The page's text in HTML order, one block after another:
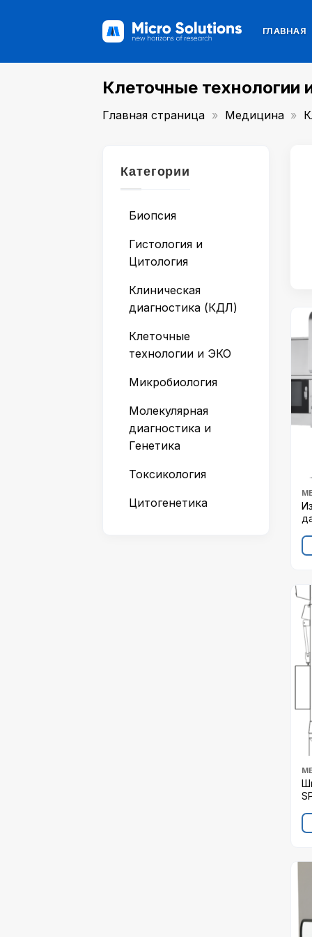
ГЛАВНАЯ
Клеточные технологии
Главная страница » Медицина »
Категории
Биопсия
Гистология и
Цитология
Клиническая
диагностика (КДЛ)
Клеточные
технологии и ЭКО
Микробиология
Молекулярная
диагностика и
Генетика
Токсикология
Цитогенетика